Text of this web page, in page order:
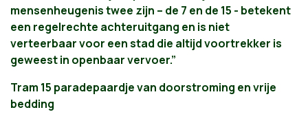
mensenheugenis twee zijn – de 7 en de 15 - betekent
een regelrechte achteruitgang en is niet
verteerbaar voor een stad die altijd voortrekker is
geweest in openbaar vervoer.”
Tram 15 paradepaardje van doorstroming en vrije
bedding